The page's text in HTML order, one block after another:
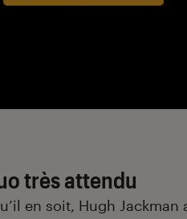
très attendu
en soit, Hugh